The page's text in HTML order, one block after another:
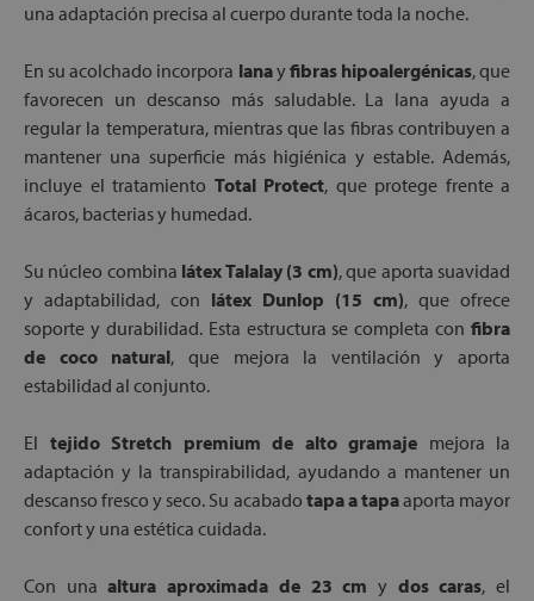
una adaptación precisa al cuerpo durante toda la noche.
En su acolchado incorpora lanayfibras hipoalergénicas, que
favorecen un descanso más saludable. La lana ayuda a
regular la temperatura, mientras que las fibras contribuyen a
mantener una superficie más higiénica y estable. Además,
incluye el tratamiento Total Protect, que protege frente a
ácaros, bacterias y humedad.
Su núcleo combina látex Talalay (3 cm), que aporta suavidad
y adaptabilidad, con látex Dunlop (15 cm), que ofrece
soporte y durabilidad. Esta estructura se completa con fibra
de coco natural, que mejora la ventilación y aporta
estabilidad al conjunto.
El tejido Stretch premium de alto gramaje mejora la
adaptación y la transpirabilidad, ayudando a mantener un
descanso fresco y seco. Su acabado tapa a tapaaporta mayor
confort y una estética cuidada.
Con unaaltura aproximada de 23 cm y dos caras, el